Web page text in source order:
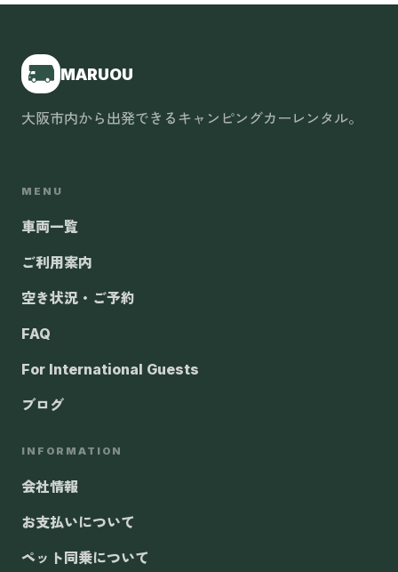
MARUOU
大阪市内から出発できるキャンピングカーレンタル。
MENU
車両一覧
ご利用案内
空き状況・ご予約
FAQ
For International Guests
ブログ
INFORMATION
会社情報
お支払いについて
ペット同乗について